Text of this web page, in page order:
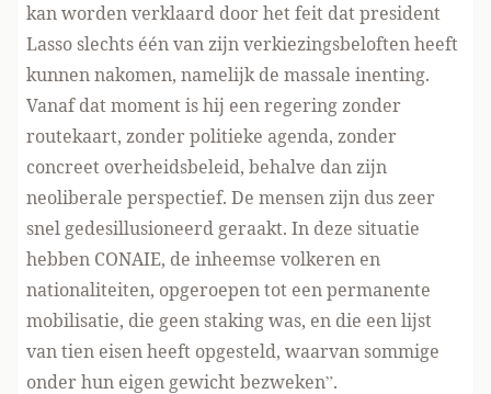
kan worden verklaard door het feit dat president
Lasso slechts één van zijn verkiezingsbeloften heeft
kunnen nakomen, namelijk de massale inenting.
Vanaf dat moment is hij een regering zonder
routekaart, zonder politieke agenda, zonder
concreet overheidsbeleid, behalve dan zijn
neoliberale perspectief. De mensen zijn dus zeer
snel gedesillusioneerd geraakt. In deze situatie
hebben CONAIE, de inheemse volkeren en
nationaliteiten, opgeroepen tot een permanente
mobilisatie, die geen staking was, en die een lijst
van tien eisen heeft opgesteld, waarvan sommige
onder hun eigen gewicht bezweken”.